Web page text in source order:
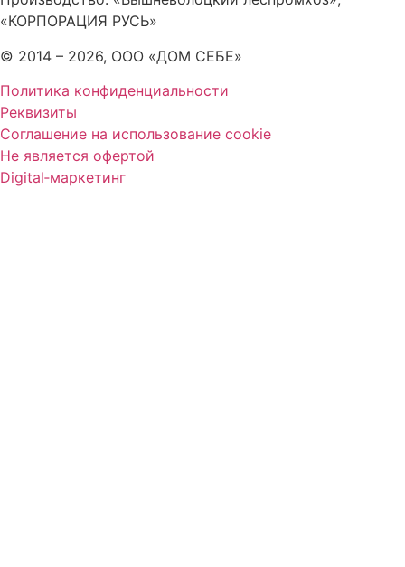
«КОРПОРАЦИЯ РУСЬ»
© 2014 – 2026, ООО «ДОМ СЕБЕ»
Политика конфиденциальности
Реквизиты
Соглашение на использование cookie
Не является офертой
Digital‑маркетинг